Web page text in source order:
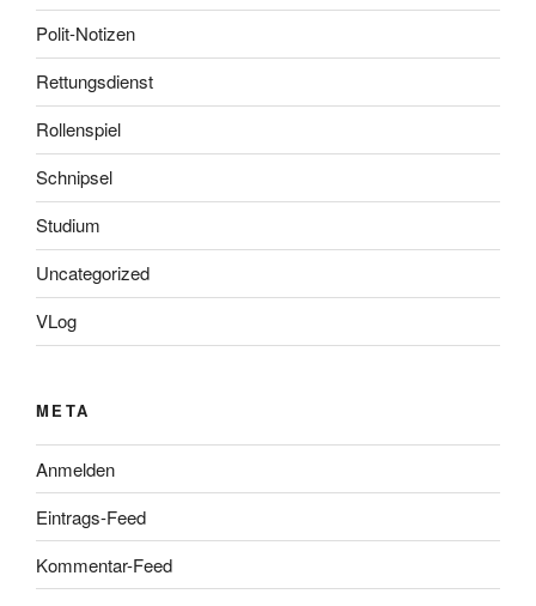
Polit-Notizen
Rettungsdienst
Rollenspiel
Schnipsel
Studium
Uncategorized
VLog
META
Anmelden
Eintrags-Feed
Kommentar-Feed